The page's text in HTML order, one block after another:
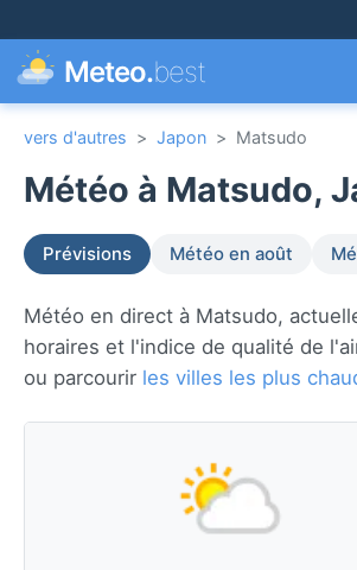
Meteo.best
vers d'autres > Japon > Matsudo
Météo à Matsudo,
Prévisions Météo en août
Météo en direct à Matsudo,
horaires et l'indice de qualité de
ou parcourir les villes les plus